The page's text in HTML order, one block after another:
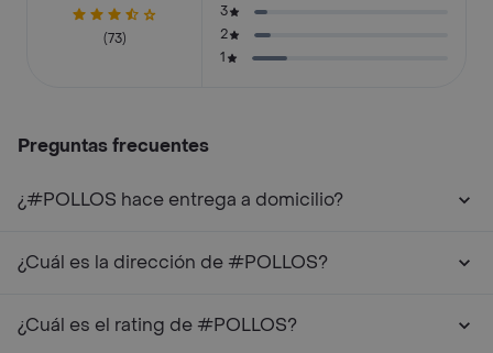
(73)
3
2
1
Preguntas frecuentes
¿#POLLOS hace entrega a domicilio?
¿Cuál es la dirección de #POLLOS?
¿Cuál es el rating de #POLLOS?